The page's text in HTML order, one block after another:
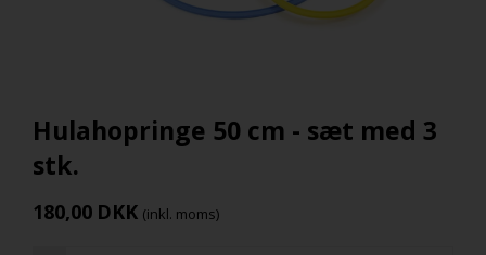
Hulahopringe 50 cm - sæt med 3
stk.
180,00 DKK (inkl. moms)